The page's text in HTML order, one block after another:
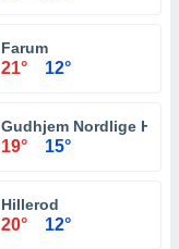
Farum
21° 12°
Gudhjem Nordlige Havn
19° 15°
Hillerod
20° 12°